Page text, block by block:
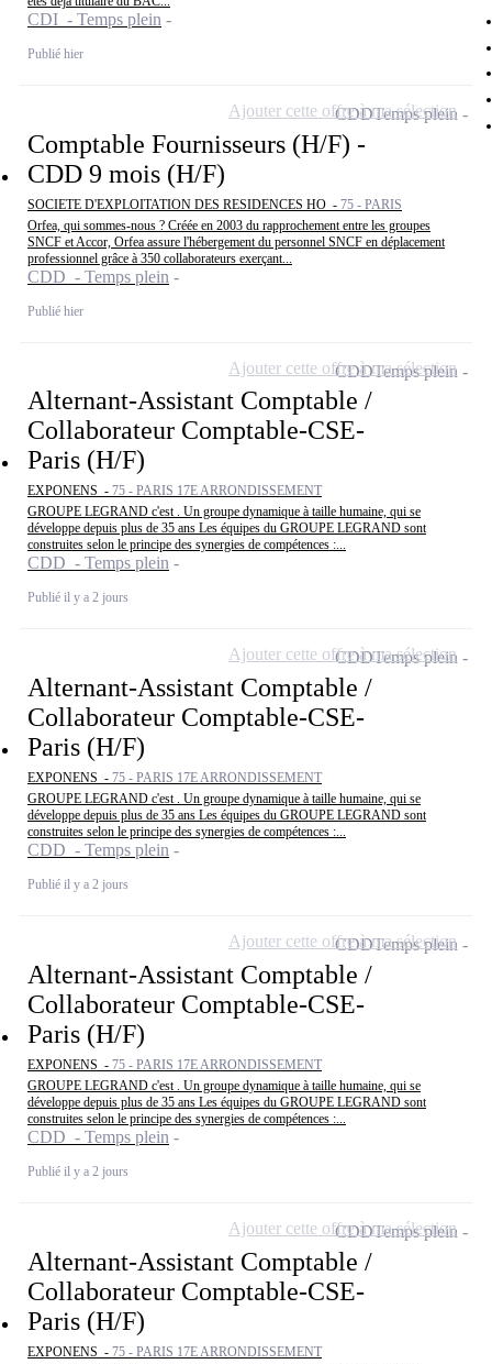
CDI - Temps plein
Publié hier
Comptable Fournisseurs (H/F) -
CDD 9 mois (H/F)
SOCIETE D'EXPLOITATION DES RESIDENCES HO - 75 - PARIS
Orfea, qui sommes-nous ? Créée en 2003 du rapprochement entre les groupes
SNCF et Accor, Orfea assure l'hébergement du personnel SNCF en déplacement
professionnel grâce à 350 collaborateurs exerçant...
CDD - Temps plein
Publié hier
CDDTemps plein
Ajouter cette offre à ma sélection
Alternant-Assistant Comptable /
Collaborateur Comptable-CSE-
Paris (H/F)
EXPONENS - 75 - PARIS 17E ARRONDISSEMENT
GROUPE LEGRAND c'est . Un groupe dynamique à taille humaine, qui se
développe depuis plus de 35 ans Les équipes du GROUPE LEGRAND sont
construites selon le principe des synergies de compétences :...
CDD - Temps plein
Publié il y a 2 jours
CDDTemps plein
Ajouter cette offre à ma sélection
Alternant-Assistant Comptable /
Collaborateur Comptable-CSE-
Paris (H/F)
EXPONENS - 75 - PARIS 17E ARRONDISSEMENT
GROUPE LEGRAND c'est . Un groupe dynamique à taille humaine, qui se
développe depuis plus de 35 ans Les équipes du GROUPE LEGRAND sont
construites selon le principe des synergies de compétences :...
CDD - Temps plein
Publié il y a 2 jours
CDDTemps plein
Ajouter cette offre à ma sélection
Alternant-Assistant Comptable /
Collaborateur Comptable-CSE-
Paris (H/F)
EXPONENS - 75 - PARIS 17E ARRONDISSEMENT
GROUPE LEGRAND c'est . Un groupe dynamique à taille humaine, qui se
développe depuis plus de 35 ans Les équipes du GROUPE LEGRAND sont
construites selon le principe des synergies de compétences :...
CDD - Temps plein
Publié il y a 2 jours
CDDTemps plein
Ajouter cette offre à ma sélection
Alternant-Assistant Comptable /
Collaborateur Comptable-CSE-
Paris (H/F)
EXPONENS - 75 - PARIS 17E ARRONDISSEMENT
CDDTemps plein
Ajouter cette offre à ma sélection